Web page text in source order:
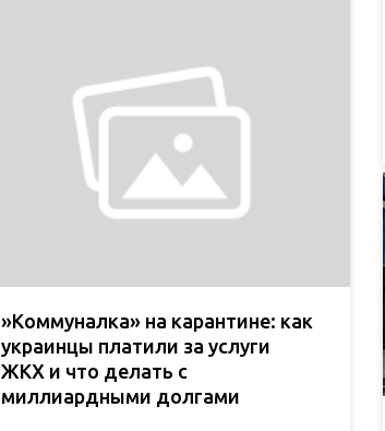
»Коммуналка» на карантине: как
украинцы платили за услуги
ЖКХ и что делать с
миллиардными долгами